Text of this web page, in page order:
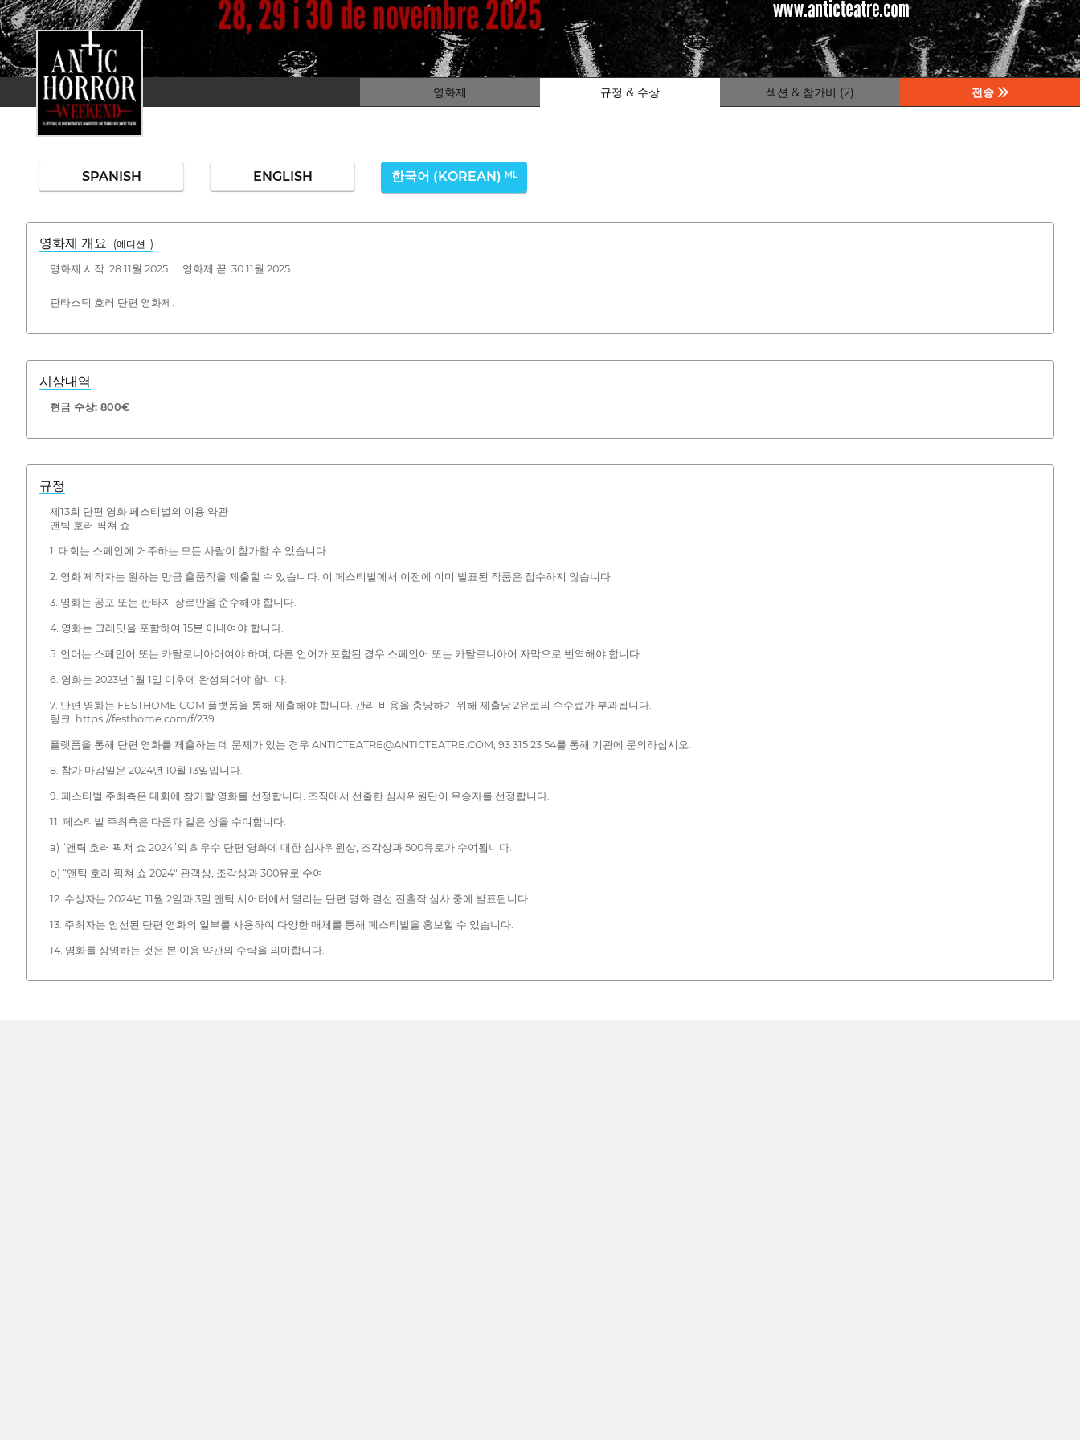
영화제 규정 & 수상 섹션 & 참가비 (2) 전송
SPANISH ENGLISH 한국어 (KOREAN) ML
영화제 개요 (에디션: )
영화제 시작: 28 11월 2025 영화제 끝: 30 11월 2025
판타스틱 호러 단편 영화제.
시상내역
현금 수상: 800€
규정
제13회 단편 영화 페스티벌의 이용 약관
앤틱 호러 픽쳐 쇼
1. 대회는 스페인에 거주하는 모든 사람이 참가할 수 있습니다.
2. 영화 제작자는 원하는 만큼 출품작을 제출할 수 있습니다. 이 페스티벌에서 이전에 이미 발표된 작품은 접수하지 않습니다.
3. 영화는 공포 또는 판타지 장르만을 준수해야 합니다.
4. 영화는 크레딧을 포함하여 15분 이내여야 합니다.
5. 언어는 스페인어 또는 카탈로니아어여야 하며, 다른 언어가 포함된 경우 스페인어 또는 카탈로니아어 자막으로 번역해야 합니다.
6. 영화는 2023년 1월 1일 이후에 완성되어야 합니다.
7. 단편 영화는 FESTHOME.COM 플랫폼을 통해 제출해야 합니다. 관리 비용을 충당하기 위해 제출당 2유로의 수수료가 부과됩니다.
링크: https://festhome.com/f/239
플랫폼을 통해 단편 영화를 제출하는 데 문제가 있는 경우 ANTICTEATRE@ANTICTEATRE.COM, 93 315 23 54를 통해 기관에 문의하십시오.
8. 참가 마감일은 2024년 10월 13일입니다.
9. 페스티벌 주최측은 대회에 참가할 영화를 선정합니다. 조직에서 선출한 심사위원단이 우승자를 선정합니다.
11. 페스티벌 주최측은 다음과 같은 상을 수여합니다.
a) “앤틱 호러 픽쳐 쇼 2024”의 최우수 단편 영화에 대한 심사위원상, 조각상과 500유로가 수여됩니다.
b) “앤틱 호러 픽쳐 쇼 2024" 관객상, 조각상과 300유로 수여
12. 수상자는 2024년 11월 2일과 3일 앤틱 시어터에서 열리는 단편 영화 결선 진출작 심사 중에 발표됩니다.
13. 주최자는 엄선된 단편 영화의 일부를 사용하여 다양한 매체를 통해 페스티벌을 홍보할 수 있습니다.
14. 영화를 상영하는 것은 본 이용 약관의 수락을 의미합니다.